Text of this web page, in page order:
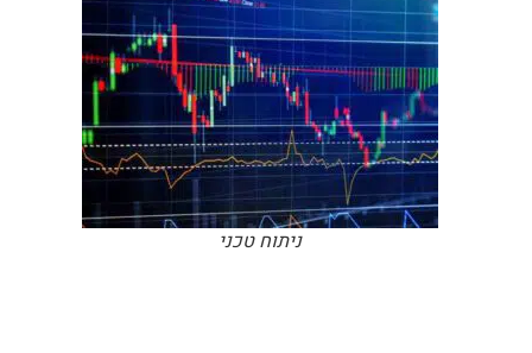
ניתוח טכני